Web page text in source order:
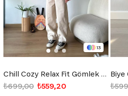
13
Chill Cozy Relax Fit Gömlek Siyah
₺559,20
₺699,00